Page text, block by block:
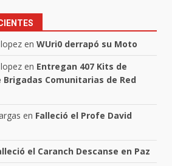
en WUri0 derrapó su Moto
en Entregan 407 Kits de
Comunitarias de Red
en Falleció el Profe David
el Caranch Descanse en Paz